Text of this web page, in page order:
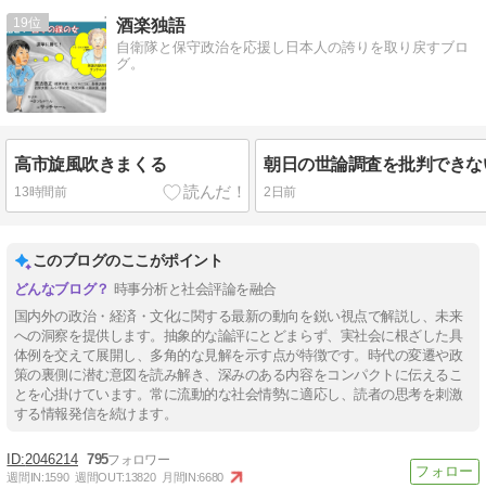
19 酒楽独語
自衛隊と保守政治を応援し日本人の誇りを取り戻すブロ
グ。
高市旋風吹きまくる
13時間前 2日前
このブログのここがポイント
時事分析と社会評論を融合
国内外の政治・経済・文化に関する最新の動向を鋭い視点で解説し、未来
への洞察を提供します。抽象的な論評にとどまらず、実社会に根ざした具
体例を交えて展開し、多角的な見解を示す点が特徴です。時代の変遷や政
策の裏側に潜む意図を読み解き、深みのある内容をコンパクトに伝えるこ
とを心掛けています。常に流動的な社会情勢に適応し、読者の思考を刺激
する情報発信を続けます。
2046214 795
週間IN:1590 週間OUT:13820 月間IN:6680